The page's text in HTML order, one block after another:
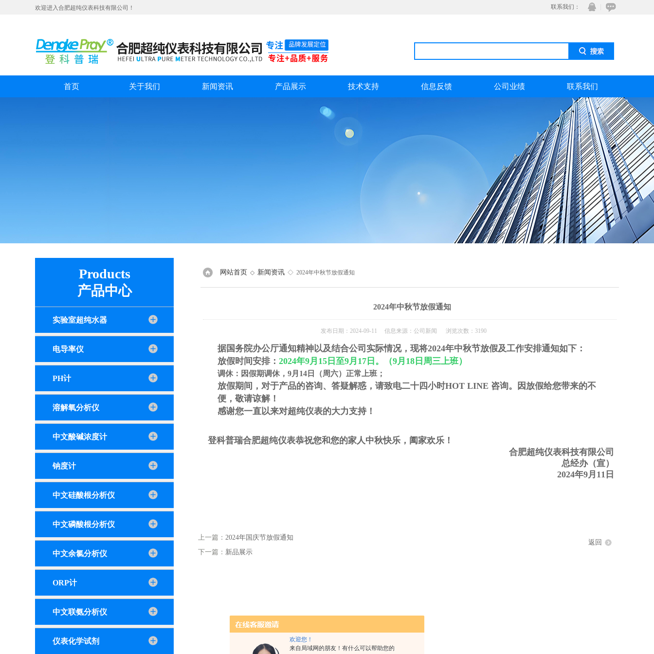
欢迎您！
来自局域网的朋友！有什么可以帮助您的
欢迎进入合肥超纯仪表科技有限公司！ 联系我们：
在线咨
QQ
首页 关于我们 新闻资讯 产品展示 技术支持 信息反馈 公司业绩 联系我们
Products
产品中心
实验室超纯水器
电导率仪
PH计
溶解氧分析仪
中文酸碱浓度计
钠度计
中文硅酸根分析仪
中文磷酸根分析仪
中文余氯分析仪
ORP计
中文联氨分析仪
仪表化学试剂
网站首页 ◇ 新闻资讯 ◇ 2024年中秋节放假通知
2024年中秋节放假通知
发布日期：2024-09-11 信息来源：公司新闻 浏览次数：3190
据国务院办公厅通知精神以及结合公司实际情况，现将2024年中秋节放假及工作安排通知如下：
放假时间安排： 2024年9月15日至9月17日。（9月18日周三上班）
调休：因假期调休，9月14日（周六）正常上班；
放假期间，对于产品的咨询、答疑解惑，请致电二十四小时HOT LINE 咨询。因放假给您带来的不
便，敬请谅解！
感谢您一直以来对超纯仪表的大力支持！
登科普瑞合肥超纯仪表恭祝您和您的家人中秋快乐，阖家欢乐！
合肥超纯仪表科技有限公司
总经办（宣）
2024年9月11日
上一篇： 2024年国庆节放假通知
下一篇： 新品展示
返回